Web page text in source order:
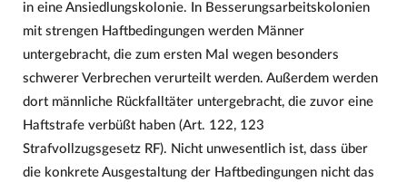
in eine Ansiedlungskolonie. In Besserungsarbeitskolonien
mit strengen Haftbedingungen werden Männer
untergebracht, die zum ersten Mal wegen besonders
schwerer Verbrechen verurteilt werden. Außerdem werden
dort männliche Rückfalltäter untergebracht, die zuvor eine
Haftstrafe verbüßt haben (Art. 122, 123
Strafvollzugsgesetz RF). Nicht unwesentlich ist, dass über
die konkrete Ausgestaltung der Haftbedingungen nicht das